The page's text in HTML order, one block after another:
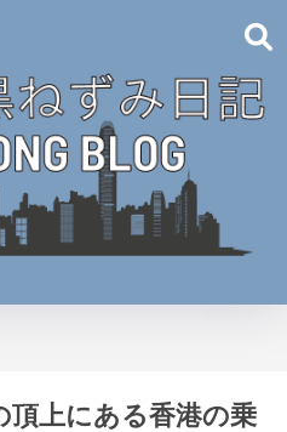
頂上にある香港の乗